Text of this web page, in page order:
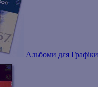
Альбоми для Графіки